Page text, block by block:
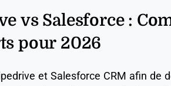
vs Salesforce :
pour 2026
et Salesforce CRM afin de